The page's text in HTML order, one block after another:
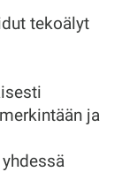
tekoälyt
ja